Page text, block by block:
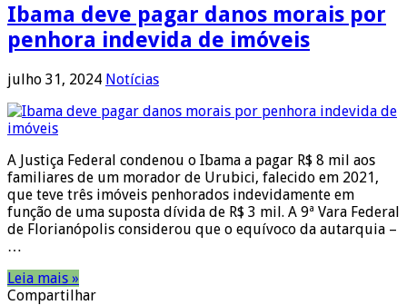
Ibama deve pagar danos morais por
penhora indevida de imóveis
julho 31, 2024 Notícias
A Justiça Federal condenou o Ibama a pagar R$ 8 mil aos
familiares de um morador de Urubici, falecido em 2021,
que teve três imóveis penhorados indevidamente em
função de uma suposta dívida de R$ 3 mil. A 9ª Vara Federal
de Florianópolis considerou que o equívoco da autarquia –
…
Leia mais »
Compartilhar